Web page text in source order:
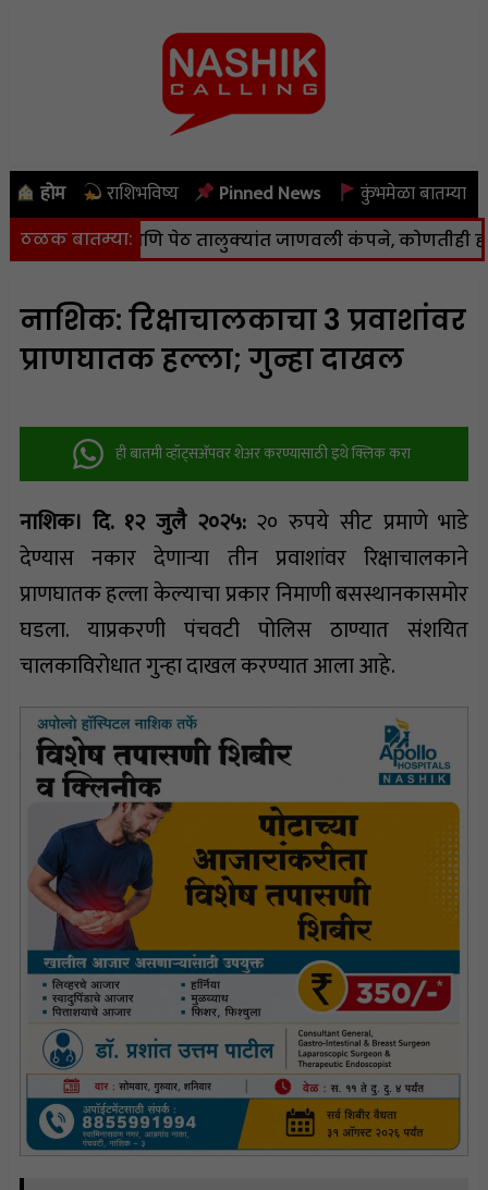
होम राशिभविष्य Pinned News कुंभमेळा बातम्या
ठळक बातम्या:
कळवण आणि पेठ तालुक्यांत जाणवली कंपने, कोणतीही हानी
नाशिक: रिक्षाचालकाचा 3 प्रवाशांवर
प्राणघातक हल्ला; गुन्हा दाखल
ही बातमी व्हॉट्सअ‍ॅपवर शेअर करण्यासाठी इथे क्लिक करा
नाशिक। दि. १२ जुलै २०२५:२० रुपये सीट प्रमाणे भाडे
देण्यास नकार देणाऱ्या तीन प्रवाशांवर रिक्षाचालकाने
प्राणघातक हल्ला केल्याचा प्रकार निमाणी बसस्थानकासमोर
घडला. याप्रकरणी पंचवटी पोलिस ठाण्यात संशयित
चालकाविरोधात गुन्हा दाखल करण्यात आला आहे.